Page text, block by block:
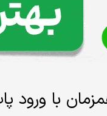
با ورود